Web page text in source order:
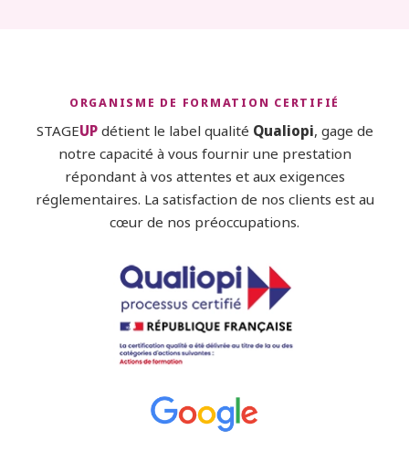
ORGANISME DE FORMATION CERTIFIÉ
STAGEUPdétient le label qualité Qualiopi, gage de
notre capacité à vous fournir une prestation
répondant à vos attentes et aux exigences
réglementaires. La satisfaction de nos clients est au
cœur de nos préoccupations.